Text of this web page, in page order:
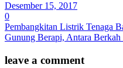
Desember 15, 2017
0
Pembangkitan Listrik Tenaga
Gunung Berapi, Antara Berkah
leave a comment